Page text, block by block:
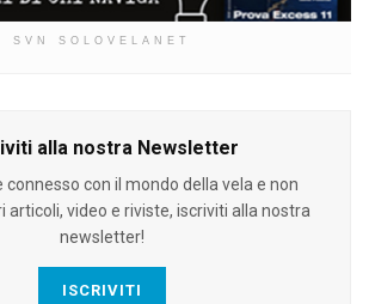
SVN SOLOVELANET
alla nostra Newsletter
connesso con il mondo della vela e non
articoli, video e riviste, iscriviti alla nostra
newsletter!
ISCRIVITI